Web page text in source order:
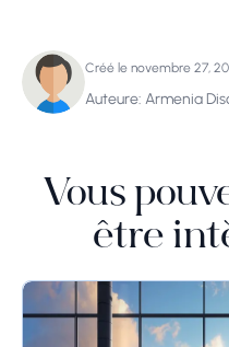
Créé le novembre 27,
Auteure: Armenia
Vous
être